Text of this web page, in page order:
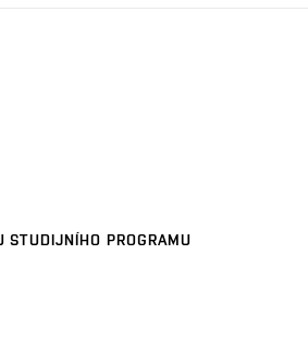
STUDIJNÍHO PROGRAMU